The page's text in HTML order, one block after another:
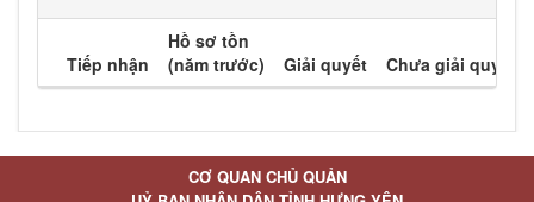
Tiếp nhận
Hồ sơ tồn
(năm trước)
Giải quyết Chưa giải quyết
CƠ QUAN CHỦ QUẢN